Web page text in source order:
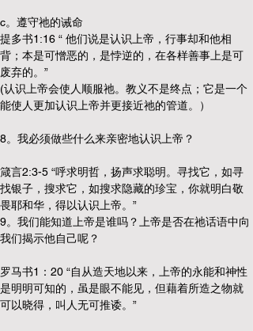
c。遵守祂的诫命
提多书1:16 “ 他们说是认识上帝，行事却和他相
背；本是可憎恶的，是悖逆的，在各样善事上是可
废弃的。”
(认识上帝会使人顺服祂。教义不是终点；它是一个
能使人更加认识上帝并更接近祂的管道。）
8。我必须做些什么来亲密地认识上帝？
箴言2:3-5 “呼求明哲，扬声求聪明。寻找它，如寻
找银子，搜求它，如搜求隐藏的珍宝，你就明白敬
畏耶和华，得以认识上帝。”
9。我们能知道上帝是谁吗？上帝是否在祂话语中向
我们揭示他自己呢？
罗马书1：20 “自从造天地以来，上帝的永能和神性
是明明可知的，虽是眼不能见，但藉着所造之物就
可以晓得，叫人无可推诿。”